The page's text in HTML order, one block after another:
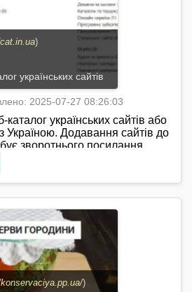
)
українських сайтів
2025-07-27 08:26:03
українських сайтів або
Україною. Додавання сайтів до
зворотнього посилання.
безліч категорій. Але якщо
для вас категорію ви
власну/
→
)